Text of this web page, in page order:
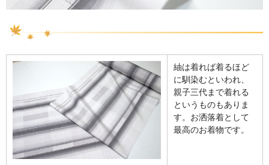
紬は着れば着るほど
に馴染むといわれ、
親子三代まで着れる
というものもありま
す。お洒落着として
最高のお着物です。